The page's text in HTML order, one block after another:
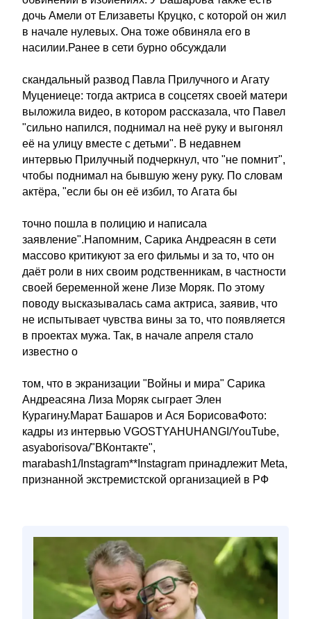
дочь Амели от Елизаветы Круцко, с которой он жил
в начале нулевых. Она тоже обвиняла его в
насилии.Ранее в сети бурно обсуждали
скандальный развод Павла Прилучного и Агату
Муцениеце: тогда актриса в соцсетях своей матери
выложила видео, в котором рассказала, что Павел
"сильно напился, поднимал на неё руку и выгонял
её на улицу вместе с детьми". В недавнем
интервью Прилучный подчеркнул, что "не помнит",
чтобы поднимал на бывшую жену руку. По словам
актёра, "если бы он её избил, то Агата бы
точно пошла в полицию и написала
заявление".Напомним, Сарика Андреасян в сети
массово критикуют за его фильмы и за то, что он
даёт роли в них своим родственникам, в частности
своей беременной жене Лизе Моряк. По этому
поводу высказывалась сама актриса, заявив, что
не испытывает чувства вины за то, что появляется
в проектах мужа. Так, в начале апреля стало
известно о
том, что в экранизации "Войны и мира" Сарика
Андреасяна Лиза Моряк сыграет Элен
Курагину.Марат Башаров и Ася БорисоваФото:
кадры из интервью VGOSTYAHUHANGI/YouTube,
asyaborisova/"ВКонтакте",
marabash1/Instagram**Instagram принадлежит Meta,
признанной экстремистской организацией в РФ